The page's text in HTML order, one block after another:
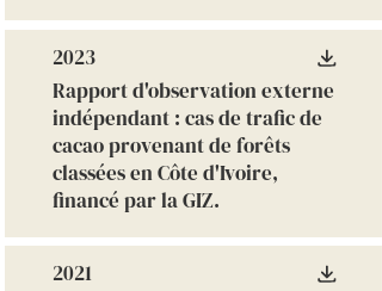
2023
Rapport d'observation externe
indépendant : cas de trafic de
cacao provenant de forêts
classées en Côte d'Ivoire,
financé par la GIZ.
2021